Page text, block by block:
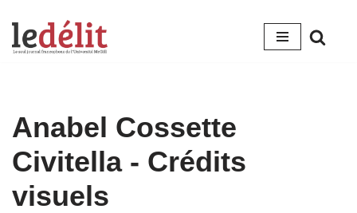
Aller
Anabel Cossette
Civitella - Crédits
visuels